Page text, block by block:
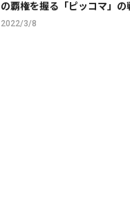
の覇権を握る「ピッコマ」の
2022/3/8